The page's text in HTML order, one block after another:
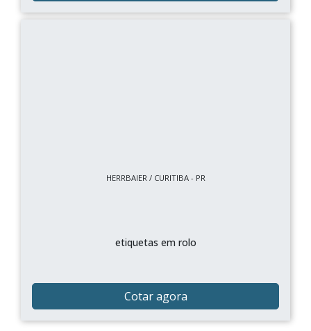
HERRBAIER / CURITIBA - PR
etiquetas em rolo
Cotar agora